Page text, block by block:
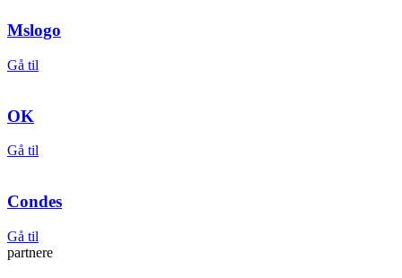
Mslogo
Gå til
OK
Gå til
Condes
Gå til
partnere